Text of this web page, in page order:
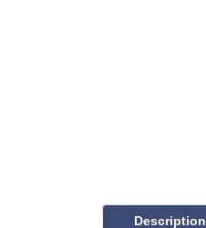
Description